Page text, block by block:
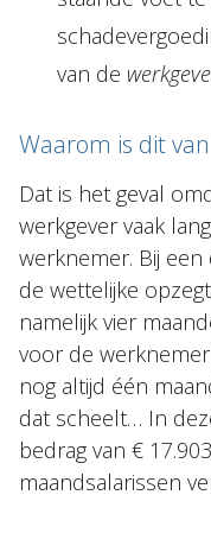
van de
Waarom is dit
Dat is het geval
werkgever vaak
werknemer. Bij een
de wettelijke
namelijk vier
voor de
nog altijd één
dat scheelt… In
bedrag van €
maandsalarissen